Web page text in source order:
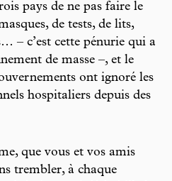
pays de ne pas faire le
de tests, de lits,
– c’est cette pénurie qui a
de masse –, et le
ont ignoré les
hospitaliers depuis des
que vous et vos amis
trembler, à chaque